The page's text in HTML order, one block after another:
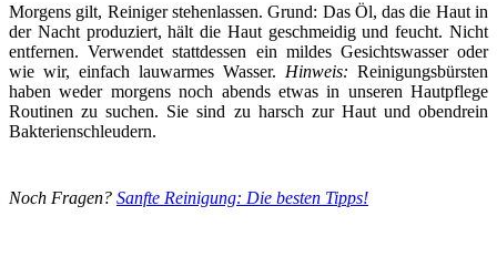
Morgens gilt, Reiniger stehenlassen. Grund: Das Öl, das die Haut in
der Nacht produziert, hält die Haut geschmeidig und feucht. Nicht
entfernen. Verwendet stattdessen ein mildes Gesichtswasser oder
wie wir, einfach lauwarmes Wasser. Hinweis: Reinigungsbürsten
haben weder morgens noch abends etwas in unseren Hautpflege
Routinen zu suchen. Sie sind zu harsch zur Haut und obendrein
Bakterienschleudern.
Noch Fragen? Sanfte Reinigung: Die besten Tipps!